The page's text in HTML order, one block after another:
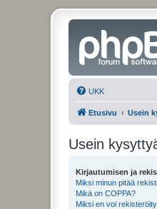
UKK
Etusivu Usein
Usein
Kirjautumisen ja
Miksi minun pitää
Mikä on COPPA?
Miksi en voi